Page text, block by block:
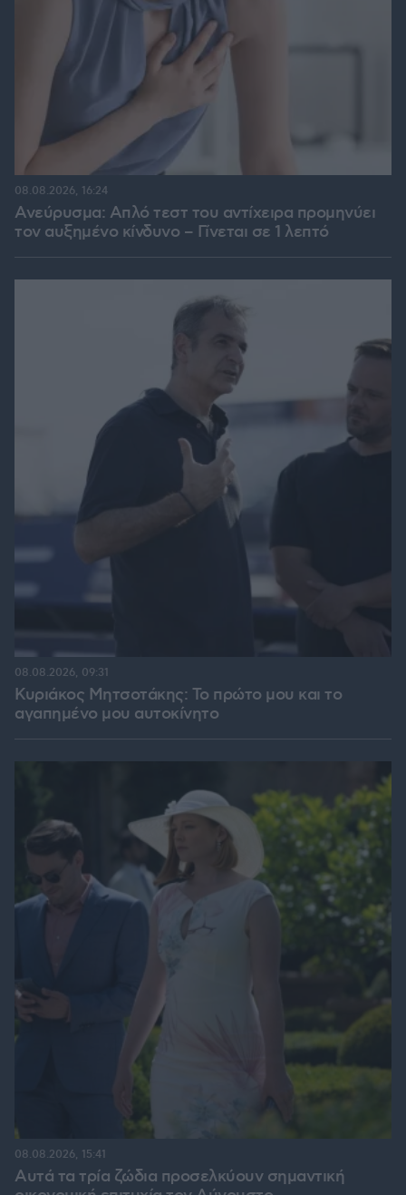
Ανεύρυσμα: Απλό τεστ του αντίχειρα προμηνύει
τον αυξημένο κίνδυνο – Γίνεται σε 1 λεπτό
08.08.2026, 16:24
Κυριάκος Μητσοτάκης: Το πρώτο μου και το
αγαπημένο μου αυτοκίνητο
08.08.2026, 09:31
Αυτά τα τρία ζώδια προσελκύουν σημαντική
08.08.2026, 15:41